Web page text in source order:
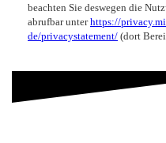
beachten Sie deswegen die
abrufbar unterhttps://
de/privacystatement/ (dort